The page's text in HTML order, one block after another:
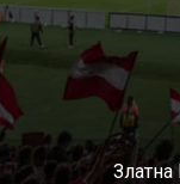
Златна